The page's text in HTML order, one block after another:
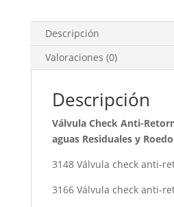
Descripción
Valoraciones (0)
Descripción
Válvula Check Anti-
aguas Residuales y
3148 Válvula check anti-
3166 Válvula check anti-